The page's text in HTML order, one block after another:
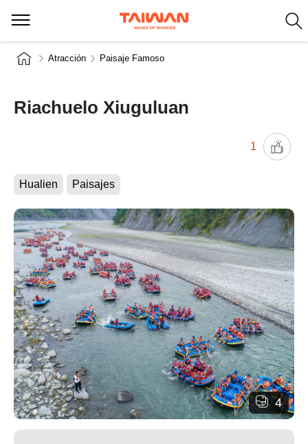
Atracción Paisaje Famoso
Riachuelo Xiuguluan
1
Hualien Paisajes
4